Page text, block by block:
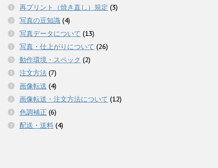
再プリント（焼き直し）規定 (3)
写真の豆知識 (4)
写真データについて (13)
写真・仕上がりについて (26)
動作環境・スペック (2)
注文方法 (7)
画像転送 (4)
画像転送・注文方法について (12)
色調補正 (6)
配送・送料 (4)